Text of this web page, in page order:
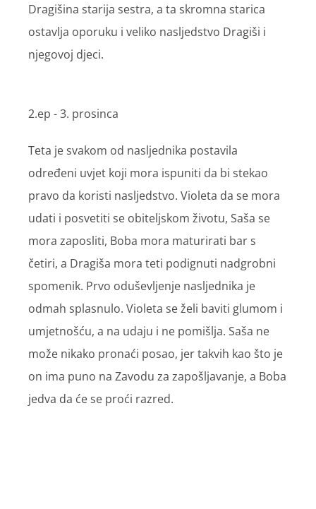
Dragišina starija sestra, a ta skromna starica
ostavlja oporuku i veliko nasljedstvo Dragiši i
njegovoj djeci.
2.ep - 3. prosinca
Teta je svakom od nasljednika postavila
određeni uvjet koji mora ispuniti da bi stekao
pravo da koristi nasljedstvo. Violeta da se mora
udati i posvetiti se obiteljskom životu, Saša se
mora zaposliti, Boba mora maturirati bar s
četiri, a Dragiša mora teti podignuti nadgrobni
spomenik. Prvo oduševljenje nasljednika je
odmah splasnulo. Violeta se želi baviti glumom i
umjetnošću, a na udaju i ne pomišlja. Saša ne
može nikako pronaći posao, jer takvih kao što je
on ima puno na Zavodu za zapošljavanje, a Boba
jedva da će se proći razred.